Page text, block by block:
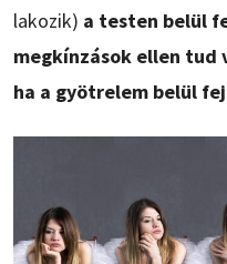
lakozik) a testen belül
megkínzások ellen tud
ha a gyötrelem belül